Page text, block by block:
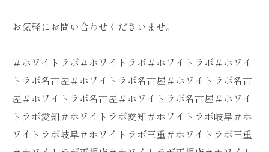
お気軽にお問い合わせくださいませ。
＃ホワイトラボ＃ホワイトラボ＃ホワイトラボ＃ホワイ
トラボ名古屋＃ホワイトラボ名古屋＃ホワイトラボ名古
屋＃ホワイトラボ名古屋＃ホワイトラボ名古屋＃ホワイ
トラボ愛知＃ホワイトラボ愛知＃ホワイトラボ岐阜＃ホ
ワイトラボ岐阜＃ホワイトラボ三重＃ホワイトラボ三重